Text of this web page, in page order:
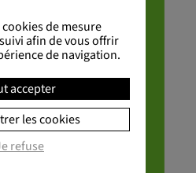
de mesure
afin de vous offrir
de navigation.
accepter
les cookies
refuse